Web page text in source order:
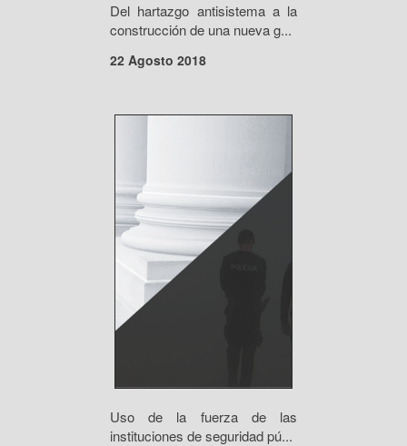
Del hartazgo antisistema a la
construcción de una nueva g...
22 Agosto 2018
Uso de la fuerza de las
instituciones de seguridad pú...